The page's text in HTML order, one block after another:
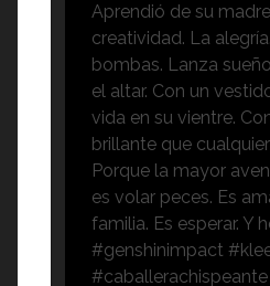
Aprendió de su
creatividad. La
bombas. Lanza
el altar. Con un
vida en su vientre.
brillante que
Porque la mayor
es volar peces. Es
familia. Es esperar. Y
#genshinimpact